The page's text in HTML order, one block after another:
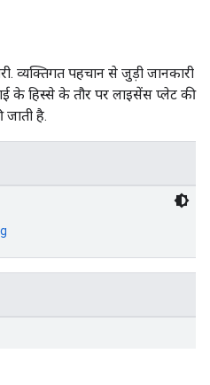
व्यक्तिगत पहचान से जुड़ी जानकारी
के हिस्से के तौर पर लाइसेंस प्लेट की
है.